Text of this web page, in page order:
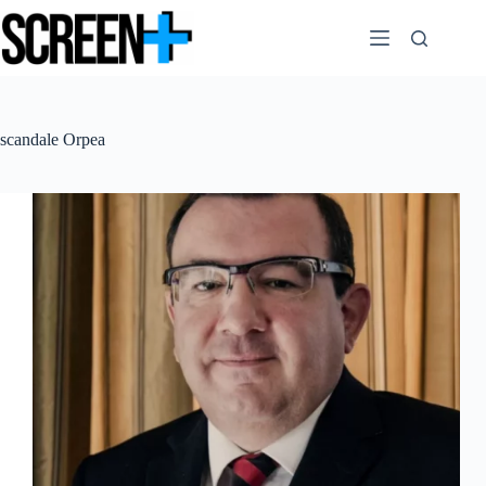
au
contenu
scandale Orpea